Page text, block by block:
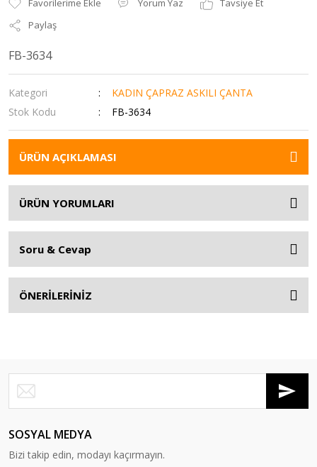
Yorum Yaz
Tavsiye Et
Paylaş
FB-3634
Kategori
KADIN ÇAPRAZ ASKILI ÇANTA
Stok Kodu
FB-3634
ÜRÜN AÇIKLAMASI
ÜRÜN YORUMLARI
Soru & Cevap
ÖNERİLERİNİZ
SOSYAL MEDYA
Bizi takip edin, modayı kaçırmayın.